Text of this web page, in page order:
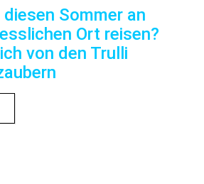
Sommer an
Ort reisen?
von den Trulli